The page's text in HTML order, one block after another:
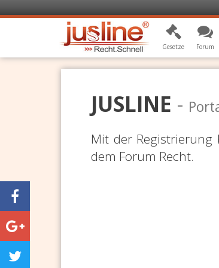
Gesetze Forum
JUSLINE -
Mit der Registrierung
dem Forum Recht.